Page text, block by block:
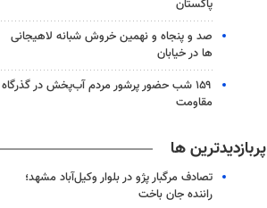
پاکستان
صد و پنجاه و نهمین خروش شبانه لاهیجانی
ها در خیابان
۱۵۹ شب حضور پرشور مردم آب‌پخش در گذرگاه
مقاومت
پربازدیدترین ها
تصادف مرگبار پژو در بلوار وکیل‌آباد مشهد؛
راننده جان باخت